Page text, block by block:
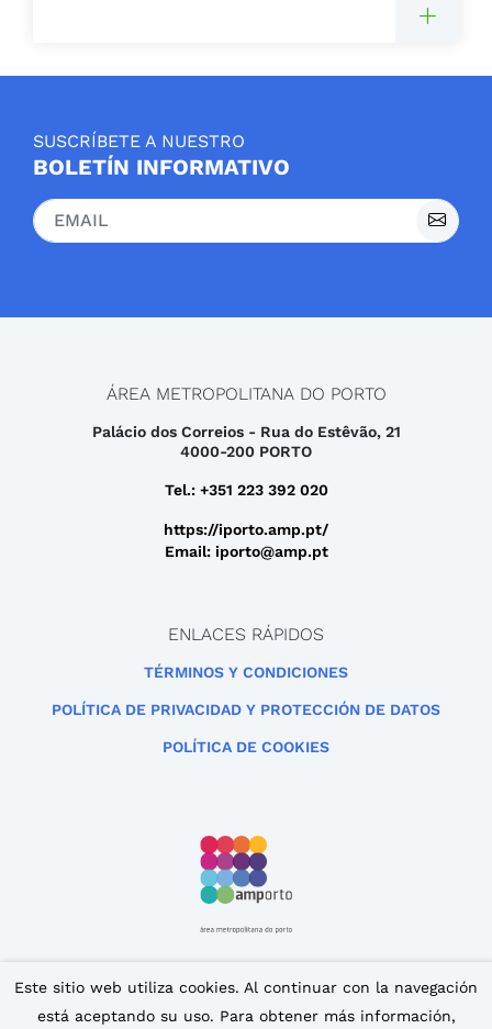
SUSCRÍBETE A NUESTRO
BOLETÍN INFORMATIVO
ÁREA METROPOLITANA DO PORTO
Palácio dos Correios - Rua do Estêvão, 21
4000-200 PORTO
Tel.: +351 223 392 020
https://iporto.amp.pt/
Email: iporto@amp.pt
ENLACES RÁPIDOS
TÉRMINOS Y CONDICIONES
POLÍTICA DE PRIVACIDAD Y PROTECCIÓN DE DATOS
POLÍTICA DE COOKIES
Este sitio está protegido por reCAPTCHA y se aplican la
Política de privacidad
y los
Términos de servicio de
Este sitio web utiliza cookies. Al continuar con la navegación
está aceptando su uso. Para obtener más información,